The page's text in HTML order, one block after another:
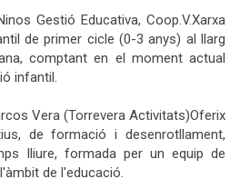
Gestió Educativa, Coop.V.Xarxa
de primer cicle (0-3 anys) al llarg
comptant en el moment actual
infantil.
Vera (Torrevera Activitats)Oferix
de formació i desenrotllament,
lliure, formada per un equip de
de l'educació.